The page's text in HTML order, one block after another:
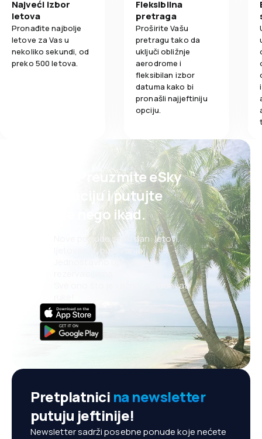
Cijene karata 4,0
Udobnost putovanja 4,0
Prijevoz prtljage 5,0
4,0
Prijevoz
Najveći izbor
letova
Pronađite najbolje
letove za Vas u
nekoliko sekundi, od
preko 500 letova.
Fleksibilna
pretraga
Proširite Vašu
pretragu tako da
uključi obližnje
aerodrome i
fleksibilan izbor
datuma kako bi
pronašli najjeftiniju
opciju.
Psst! Preuzmite eSky
aplikaciju i putujte
lakše nego ikad.
Nove ponude svaki dan: letovi,
ljetovanja, putovanja
Jednostavno upravljanje
Sve ono što je važno, na dohvat
Pretplatnici na newsletter
putuju jeftinije!
Newsletter sadrži posebne ponude koje nećete